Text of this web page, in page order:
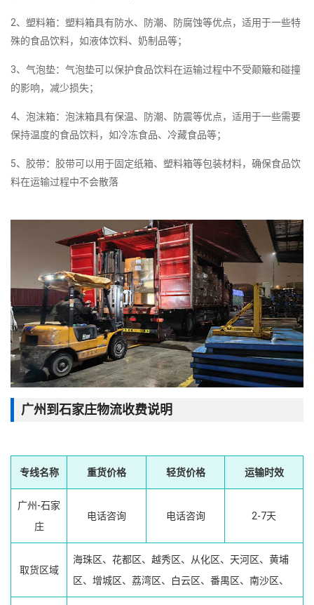
2、塑料箱：塑料箱具有防水、防潮、防腐蚀等优点，适用于一些特
殊的食品饮料，如液体饮料、奶制品等；
3、气泡垫：气泡垫可以保护食品饮料在运输过程中不受颠簸和碰撞
的影响，减少损失；
4、泡沫箱：泡沫箱具有保温、防潮、防震等优点，适用于一些需要
保持温度的食品饮料，如冷冻食品、冷藏食品等；
5、胶带：胶带可以用于固定纸箱、塑料箱等包装材料，确保食品饮
料在运输过程中不会散落
广州到石家庄物流收费说明
专线名称 重货价格 轻货价格 运输时效
广州-石家
庄
电话咨询 电话咨询 2-7天
取货区域
海珠区、花都区、越秀区、从化区、天河区、黄埔
区、增城区、荔湾区、白云区、番禺区、南沙区、